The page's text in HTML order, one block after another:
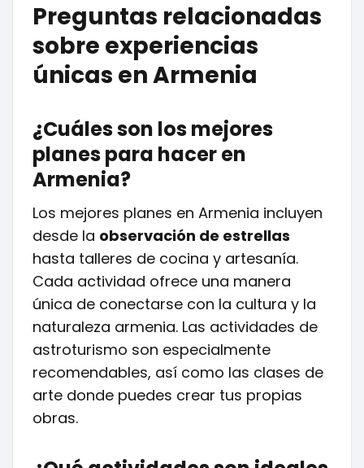
Preguntas relacionadas
sobre experiencias
únicas en Armenia
¿Cuáles son los mejores
planes para hacer en
Armenia?
Los mejores planes en Armenia incluyen
desde la observación de estrellas
hasta talleres de cocina y artesanía.
Cada actividad ofrece una manera
única de conectarse con la cultura y la
naturaleza armenia. Las actividades de
astroturismo son especialmente
recomendables, así como las clases de
arte donde puedes crear tus propias
obras.